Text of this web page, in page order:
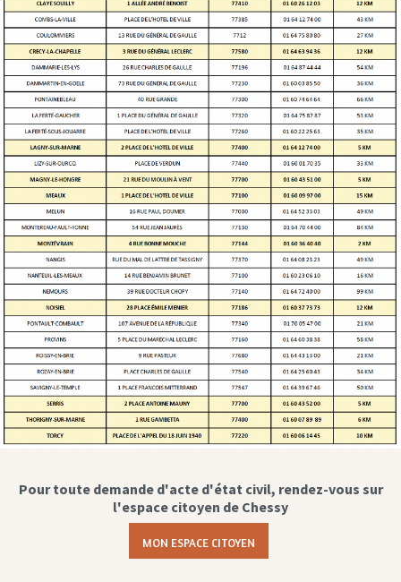
Pour toute demande d'acte d'état civil, rendez-vous sur
l'espace citoyen de Chessy
MON ESPACE CITOYEN